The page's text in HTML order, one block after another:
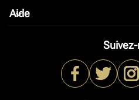
Aide
keyboard_arrow_down